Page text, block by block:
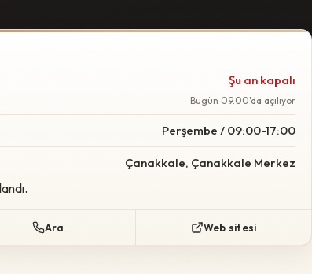
Şu an kapalı
Bugün 09.00'da açılıyor
Perşembe / 09:00-17:00
Çanakkale, Çanakkale Merkez
Ara Web sitesi